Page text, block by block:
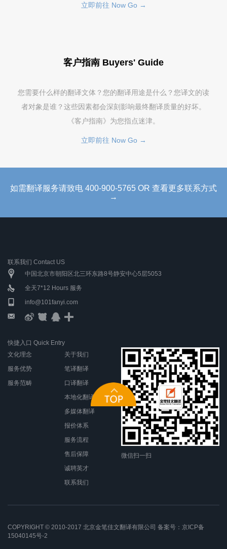
立即前往 Now Go →
客户指南 Buyers' Guide
您需要什么样的翻译文体？您的翻译用途是什么？您译文的读
者对象是谁？这些因素都会深刻影响最终翻译质量的好坏。
《客户指南》为您指点迷津。
立即前往 Now Go →
如需翻译服务请致电 400-900-5765 OR 查看更多联系方式
→
联系我们 Contact US
中国北京市朝阳区北三环东路8号静安中心5层5053
全天7*12 Hours 服务
info@101fanyi.com
快捷入口 Quick Entry
文化理念
服务优势
服务范畴
关于我们
笔译翻译
口译翻译
本地化翻译
多媒体翻译
报价体系
服务流程
售后保障
诚聘英才
联系我们
微信扫一扫
COPYRIGHT © 2010-2017 北京金笔佳文翻译有限公司 备案号： 京ICP备
15040145号-2